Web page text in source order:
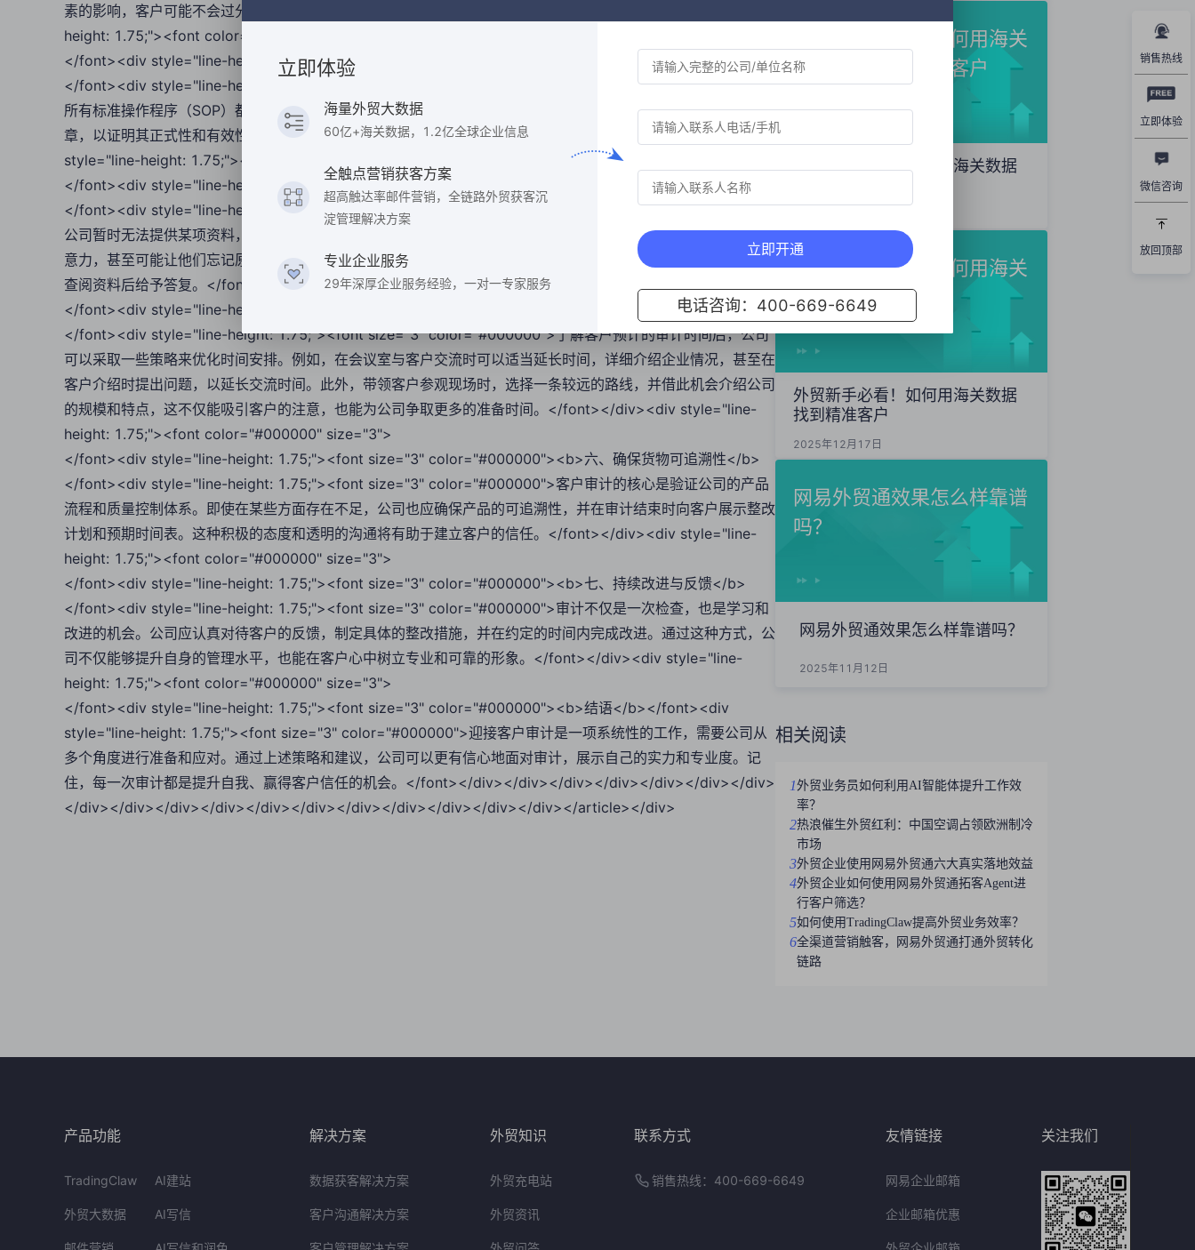
素的影响，客户可能不会过分关注，但保持生产现场的卫生和清洁是基本要求。</font></div><div style="line-
height: 1.75;"><font color="#000000" size="3">
</font><div style="line-height: 1.75;"><font size="3" color="#000000"><b>三、资料的准备与规范</b>
</font><div style="line-height: 1.75;"><font size="3" color="#000000">在准备审计资料时，公司应该确保
所有标准操作程序（SOP）都有文档记录，哪怕这些文档相对简单。此外，所有文件性资料都应有文件编码和签署
章，以证明其正式性和有效性。这反映了公司对规范和流程的重视，也是软实力的体现。</font></div><div
style="line-height: 1.75;"><font color="#000000" size="3">
</font><div style="line-height: 1.75;"><font size="3" color="#000000"><b>四、现场应对策略</b>
</font><div style="line-height: 1.75;"><font size="3" color="#000000">在审计现场，如果遇到客户询问而
公司暂时无法提供某项资料，可以告诉客户资料存放在资料室，并表示愿意去取。这种策略有时可以转移客户的注
意力，甚至可能让他们忘记原先的问题。然而，对于关键问题，客户通常会记录下来，这时公司需要诚实地表示将
查阅资料后给予答复。</font></div><div style="line-height: 1.75;"><font color="#000000" size="3">
</font><div style="line-height: 1.75;"><font size="3" color="#000000"><b>五、时间管理技巧</b>
</font><div style="line-height: 1.75;"><font size="3" color="#000000">了解客户预计的审计时间后，公司
可以采取一些策略来优化时间安排。例如，在会议室与客户交流时可以适当延长时间，详细介绍企业情况，甚至在
客户介绍时提出问题，以延长交流时间。此外，带领客户参观现场时，选择一条较远的路线，并借此机会介绍公司
的规模和特点，这不仅能吸引客户的注意，也能为公司争取更多的准备时间。</font></div><div style="line-
height: 1.75;"><font color="#000000" size="3">
</font><div style="line-height: 1.75;"><font size="3" color="#000000"><b>六、确保货物可追溯性</b>
</font><div style="line-height: 1.75;"><font size="3" color="#000000">客户审计的核心是验证公司的产品
流程和质量控制体系。即使在某些方面存在不足，公司也应确保产品的可追溯性，并在审计结束时向客户展示整改
计划和预期时间表。这种积极的态度和透明的沟通将有助于建立客户的信任。</font></div><div style="line-
height: 1.75;"><font color="#000000" size="3">
</font><div style="line-height: 1.75;"><font size="3" color="#000000"><b>七、持续改进与反馈</b>
</font><div style="line-height: 1.75;"><font size="3" color="#000000">审计不仅是一次检查，也是学习和
改进的机会。公司应认真对待客户的反馈，制定具体的整改措施，并在约定的时间内完成改进。通过这种方式，公
司不仅能够提升自身的管理水平，也能在客户心中树立专业和可靠的形象。</font></div><div style="line-
height: 1.75;"><font color="#000000" size="3">
</font><div style="line-height: 1.75;"><font size="3" color="#000000"><b>结语</b></font><div
style="line-height: 1.75;"><font size="3" color="#000000">迎接客户审计是一项系统性的工作，需要公司从
多个角度进行准备和应对。通过上述策略和建议，公司可以更有信心地面对审计，展示自己的实力和专业度。记
住，每一次审计都是提升自我、赢得客户信任的机会。</font></div></div></div></div></div></div></div>
</div></div></div></div></div></div></div></div></div></div></div></article></div>
外贸获客秘籍：如何用海关
数据精准开发海外客户
外贸获客秘籍：如何用海关数据
外贸新手必看！如何用海关
数据找到精准客户
外贸新手必看！如何用海关数据
找到精准客户
2025年12月17日
网易外贸通效果怎么样靠谱
吗？
网易外贸通效果怎么样靠谱吗？
2025年11月12日
相关阅读
1外贸业务员如何利用AI智能体提升工作效
率？
2热浪催生外贸红利：中国空调占领欧洲制冷
市场
3外贸企业使用网易外贸通六大真实落地效益
4外贸企业如何使用网易外贸通拓客Agent进
行客户筛选？
5如何使用TradingClaw提高外贸业务效率？
6全渠道营销触客，网易外贸通打通外贸转化
链路
产品功能
TradingClaw
外贸大数据
AI建站
AI写信
解决方案
数据获客解决方案
客户沟通解决方案
外贸知识
外贸充电站
外贸资讯
联系方式
销售热线：400-669-6649
友情链接
网易企业邮箱
企业邮箱优惠
关注我们
立即体验
海量外贸大数据
60亿+海关数据，1.2亿全球企业信息
全触点营销获客方案
超高触达率邮件营销，全链路外贸获客沉
淀管理解决方案
专业企业服务
29年深厚企业服务经验，一对一专家服务
立即开通
电话咨询：400-669-6649
销售热线
立即体验
微信咨询
放回顶部